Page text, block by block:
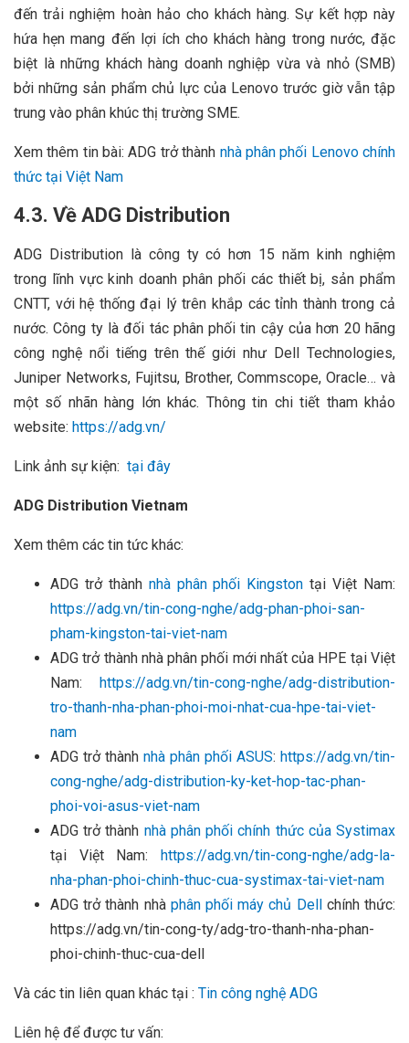
đến trải nghiệm hoàn hảo cho khách hàng. Sự kết hợp này
hứa hẹn mang đến lợi ích cho khách hàng trong nước, đặc
biệt là những khách hàng doanh nghiệp vừa và nhỏ (SMB)
bởi những sản phẩm chủ lực của Lenovo trước giờ vẫn tập
trung vào phân khúc thị trường SME.
Xem thêm tin bài: ADG trở thành nhà phân phối Lenovo chính
thức tại Việt Nam
4.3. Về ADG Distribution
ADG Distribution là công ty có hơn 15 năm kinh nghiệm
trong lĩnh vực kinh doanh phân phối các thiết bị, sản phẩm
CNTT, với hệ thống đại lý trên khắp các tỉnh thành trong cả
nước. Công ty là đối tác phân phối tin cậy của hơn 20 hãng
công nghệ nổi tiếng trên thế giới như Dell Technologies,
Juniper Networks, Fujitsu, Brother, Commscope, Oracle… và
một số nhãn hàng lớn khác. Thông tin chi tiết tham khảo
website: https://adg.vn/
Link ảnh sự kiện: tại đây
ADG Distribution Vietnam
Xem thêm các tin tức khác:
ADG trở thành nhà phân phối Kingston tại Việt Nam:
https://adg.vn/tin-cong-nghe/adg-phan-phoi-san-
pham-kingston-tai-viet-nam
ADG trở thành nhà phân phối mới nhất của HPE tại Việt
Nam:
https://adg.vn/tin-cong-nghe/adg-distribution-
tro-thanh-nha-phan-phoi-moi-nhat-cua-hpe-tai-viet-
nam
ADG trở thành nhà phân phối ASUS: https://adg.vn/tin-
cong-nghe/adg-distribution-ky-ket-hop-tac-phan-
phoi-voi-asus-viet-nam
ADG trở thành nhà phân phối chính thức của Systimax
tại Việt Nam:
https://adg.vn/tin-cong-nghe/adg-la-
nha-phan-phoi-chinh-thuc-cua-systimax-tai-viet-nam
ADG trở thành nhà phân phối máy chủ Dell
chính thức:
https://adg.vn/tin-cong-ty/adg-tro-thanh-nha-phan-
phoi-chinh-thuc-cua-dell
Và các tin liên quan khác tại : Tin công nghệ ADG
Liên hệ để được tư vấn: